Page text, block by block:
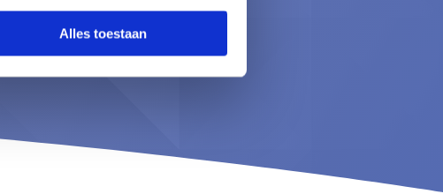
Alles toestaan
demo aan